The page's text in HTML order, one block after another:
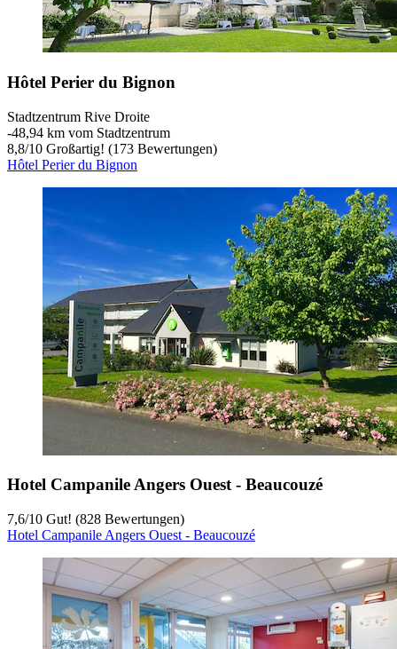
Hôtel Perier du Bignon
Stadtzentrum Rive Droite
‐48,94 km vom Stadtzentrum
8,8/10 Großartig! (173 Bewertungen)
Hôtel Perier du Bignon
Hotel Campanile Angers Ouest - Beaucouzé
7,6/10 Gut! (828 Bewertungen)
Hotel Campanile Angers Ouest - Beaucouzé